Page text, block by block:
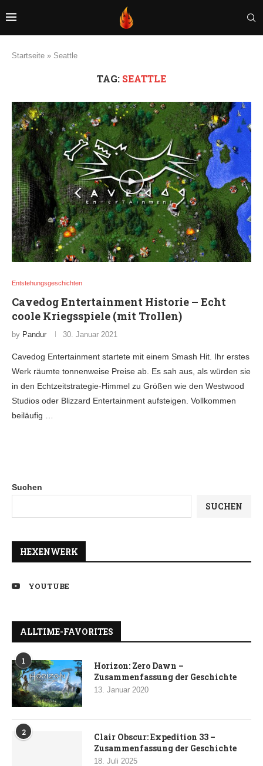
Startseite » Seattle
TAG: SEATTLE
Entstehungsgeschichten
Cavedog Entertainment Historie – Echt
coole Kriegsspiele (mit Trollen)
by Pandur 30. Januar 2021
Cavedog Entertainment startete mit einem Smash Hit. Ihr erstes
Werk räumte tonnenweise Preise ab. Es sah aus, als würden sie
in den Echtzeitstrategie-Himmel zu Größen wie den Westwood
Studios oder Blizzard Entertainment aufsteigen. Vollkommen
beiläufig …
Suchen
SUCHEN
HEXENWERK
YOUTUBE
ALLTIME-FAVORITES
1
Horizon: Zero Dawn –
Zusammenfassung der Geschichte
13. Januar 2020
2
Clair Obscur: Expedition 33 –
Zusammenfassung der Geschichte
18. Juli 2025